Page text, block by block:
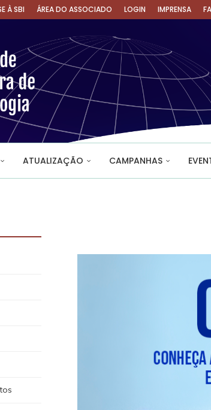
À SBI ÁREA DO ASSOCIADO LOGIN IMPRENSA
ATUALIZAÇÃO CAMPANHAS